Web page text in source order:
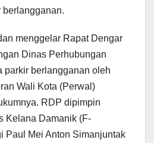
berlangganan.
menggelar Rapat Dengar
Dinas Perhubungan
parkir berlangganan oleh
Wali Kota (Perwal)
RDP dipimpin
Kelana Damanik (F-
Paul Mei Anton Simanjuntak